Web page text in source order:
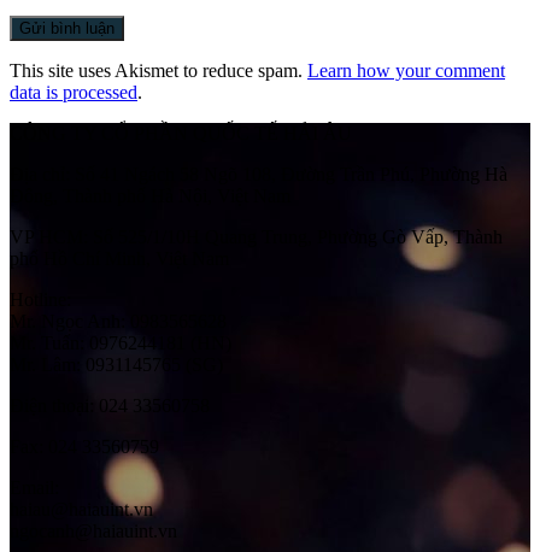
This site uses Akismet to reduce spam. Learn how your comment
data is processed.
Số 41 Ngách 58 Ngõ 108, Đường Trần Phú, Phường Hà
VP HCM:
Số 525/1/10H Quang Trung, Phường Gò Vấp, Thành
phố Hồ Chí Minh, Việt Nam
Hotline:
Mr. Ngọc Anh: 0983565628
Mr. Tuấn: 0976244181 (HN)
Mr. Lâm: 0931145765 (SG)
024 33560759
haiau@haiauint.vn